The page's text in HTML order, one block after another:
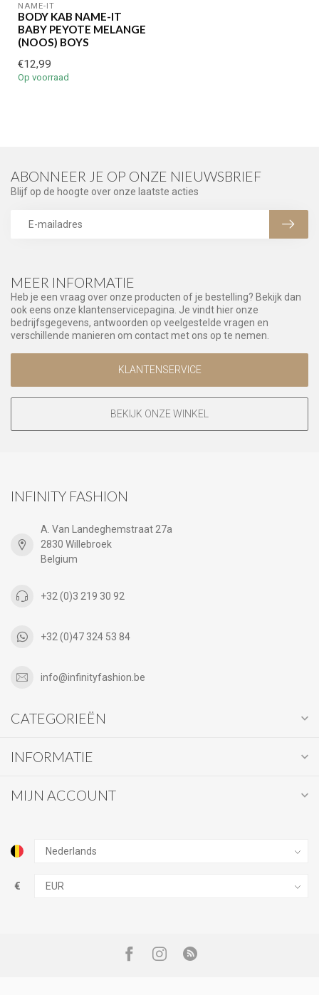
NAME-IT
BODY KAB NAME-IT
BABY PEYOTE MELANGE
(NOOS) BOYS
€12,99
Op voorraad
MEER INFORMATIE
Heb je een vraag over onze producten of je bestelling? Bekijk dan
ook eens onze klantenservicepagina. Je vindt hier onze
bedrijfsgegevens, antwoorden op veelgestelde vragen en
verschillende manieren om contact met ons op te nemen.
KLANTENSERVICE
BEKIJK ONZE WINKEL
ABONNEER JE OP ONZE NIEUWSBRIEF
Blijf op de hoogte over onze laatste acties
INFINITY FASHION
A. Van Landeghemstraat 27a
2830 Willebroek
Belgium
+32 (0)3 219 30 92
+32 (0)47 324 53 84
info@infinityfashion.be
CATEGORIEËN
INFORMATIE
MIJN ACCOUNT
€